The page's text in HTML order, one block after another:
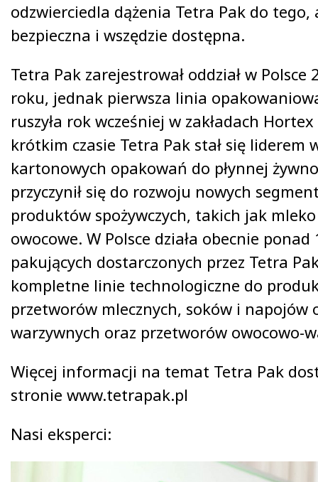
odzwierciedla dążenia Tetra Pak do tego,
bezpieczna i wszędzie dostępna.
Tetra Pak zarejestrował oddział w Polsce
roku, jednak pierwsza linia
ruszyła rok wcześniej w zakładach Hortex
krótkim czasie Tetra Pak stał się liderem
kartonowych opakowań do płynnej
przyczynił się do rozwoju nowych
produktów spożywczych, takich jak
owocowe. W Polsce działa obecnie
pakujących dostarczonych przez Tetra
kompletne linie technologiczne do
przetworów mlecznych, soków i napojów
warzywnych oraz przetworów owocowo-
Więcej informacji na temat Tetra Pak
stronie www.tetrapak.pl
Nasi eksperci: